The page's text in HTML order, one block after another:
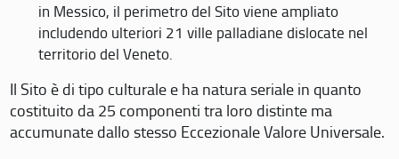
in Messico, il perimetro del Sito viene ampliato
includendo ulteriori 21 ville palladiane dislocate nel
territorio del Veneto.
Il Sito è di tipo culturale e ha natura seriale in quanto
costituito da 25 componenti tra loro distinte ma
accumunate dallo stesso Eccezionale Valore Universale.